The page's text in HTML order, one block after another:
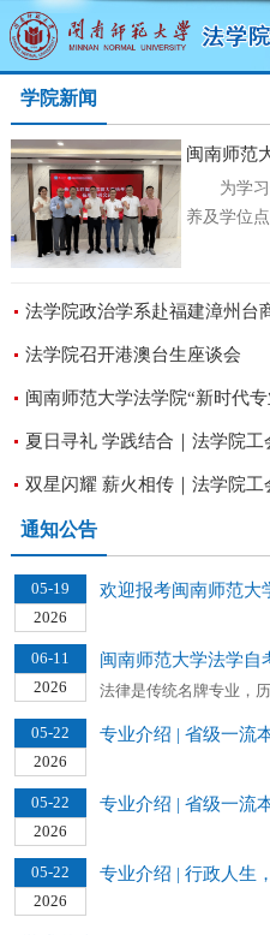
学院新闻
为学
养及学位
法学院政治学系赴福建漳州台
法学院召开港澳台生座谈会
闽南师范大学法学院“新时代专业硕士研究
夏日寻礼 学践结合｜法学院工会组织教
双星闪耀 薪火相传｜法学院
通知公告
05-19
2026
欢迎报考闽南师范大
06-11
2026
闽南师范大学法学自
法律是传统名牌专业，
05-22
2026
专业介绍 | 省级一流
05-22
2026
专业介绍 | 省级一流
05-22
2026
专业介绍 | 行政人生